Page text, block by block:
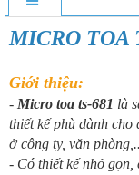
MICRO TOA
Giới thiệu:
- Micro toa ts-681 là
thiết kế phù dành
ở công ty, văn
- Có thiết kế nhỏ